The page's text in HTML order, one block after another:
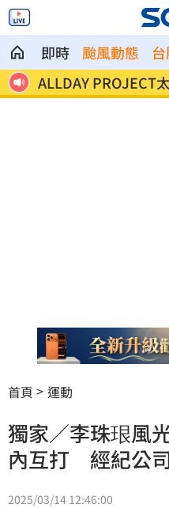
即時 颱風動態
全 顧立雄視導第三作
勞
首頁 運動
獨家／李珠珢風
內互打 經紀公
2025/03/14 12:46:00